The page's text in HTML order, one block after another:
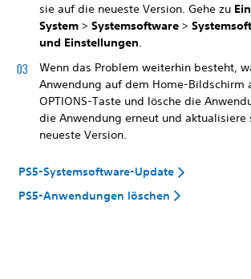
sie auf die neueste Version. Gehe zu
System > Systemsoftware >
und Einstellungen
Wenn das Problem weiterhin besteht,
Anwendung auf dem Home-Bildschirm
OPTIONS-Taste und lösche die
die Anwendung erneut und aktualisiere
neueste Version.
PS5-Systemsoftware-Update
PS5-Anwendungen löschen